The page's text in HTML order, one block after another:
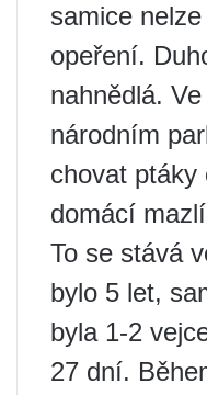
samice
opeření.
nahnědlá.
národním
chovat ptáky
domácí
To se stává
bylo 5 let,
byla 1-2
27 dní.